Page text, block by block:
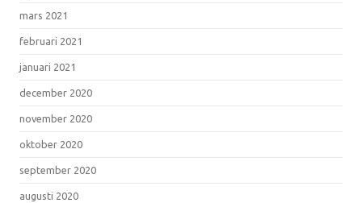
mars 2021
februari 2021
januari 2021
december 2020
november 2020
oktober 2020
september 2020
augusti 2020